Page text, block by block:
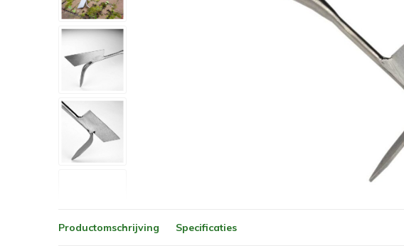
Productomschrijving Specificaties